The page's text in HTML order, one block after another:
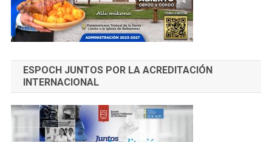
ESPOCH JUNTOS POR LA ACREDITACIÓN
INTERNACIONAL